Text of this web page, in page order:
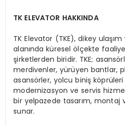
TK ELEVATOR HAKKINDA
TK Elevator (TKE), dikey
alanında küresel ölçekte
şirketlerden biridir. TKE;
merdivenler, yürüyen bantlar,
asansörler, yolcu biniş
modernizasyon ve servis
bir yelpazede tasarım, montaj
sunar.